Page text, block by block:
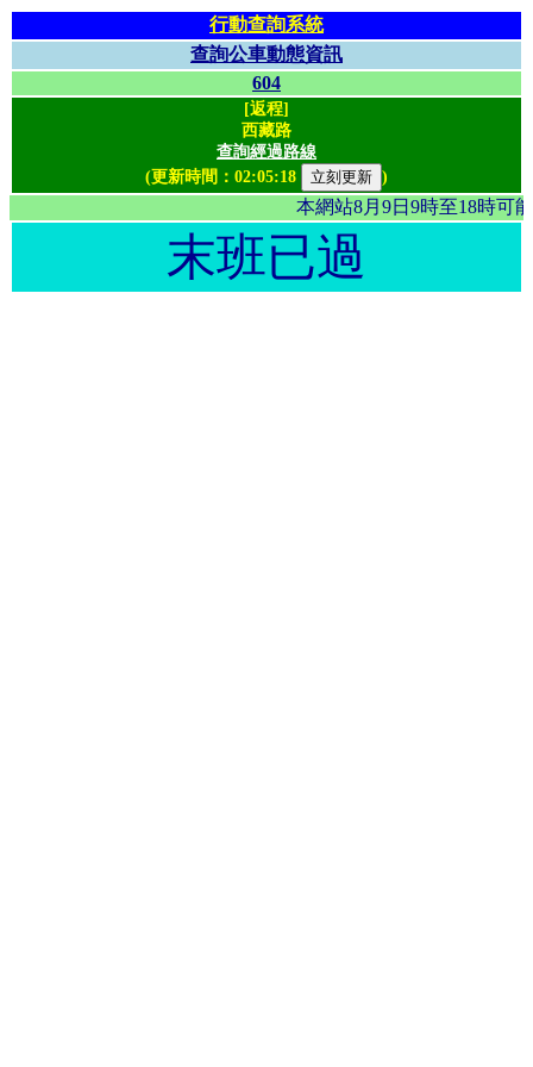
行動查詢系統
查詢公車動態資訊
604
[返程]
西藏路
查詢經過路線
(更新時間： 02:05:18 )
本網站8月9日9時至18
末班已過